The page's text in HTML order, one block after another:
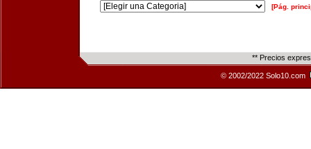
[Pág.
** Precios
© 2002/2022 Solo10.com